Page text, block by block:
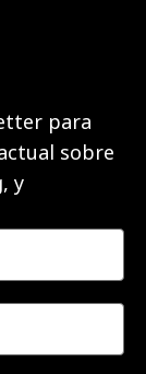
para
sobre
y